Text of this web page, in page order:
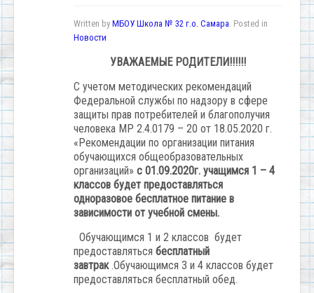
Written by МБОУ Школа № 32 г.о. Самара. Posted in
Новости
УВАЖАЕМЫЕ РОДИТЕЛИ!!!!!!
С учетом методических рекомендаций
Федеральной службы по надзору в сфере
защиты прав потребителей и благополучия
человека МР 2.4.0179 – 20 от 18.05.2020 г.
«Рекомендации по организации питания
обучающихся общеобразовательных
организаций» с 01.09.2020г. учащимся 1 – 4
классов будет предоставляться
одноразовое бесплатное питание в
зависимости от учебной смены.
Обучающимся 1 и 2 классов будет
предоставляться бесплатный
завтрак.Обучающимся 3 и 4 классов будет
предоставляться бесплатный обед.